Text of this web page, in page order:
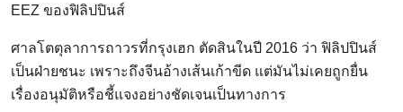
EEZ ของฟิลิปปินส์
ศาลโตตุลาการถาวรที่กรุงเฮก ตัดสินในปี 2016 ว่า ฟิลิปปินส์
เป็นฝ่ายชนะ เพราะถึงจีนอ้างเส้นเก้าขีด แต่มันไม่เคยถูกยื่น
เรื่องอนุมัติหรือชี้แจงอย่างชัดเจนเป็นทางการ